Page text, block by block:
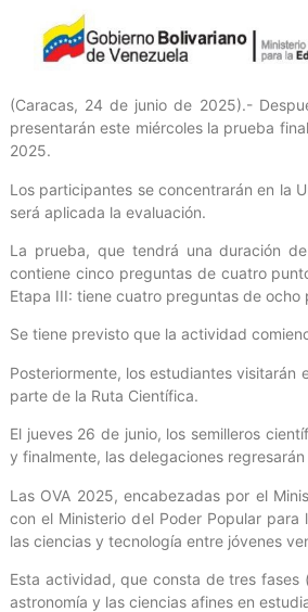
(Caracas, 24 de junio de 2025).-
presentarán este miércoles la prueba
2025.
Los participantes se concentrarán en la
será aplicada la evaluación.
La prueba, que tendrá una duración
contiene cinco preguntas de cuatro
Etapa III: tiene cuatro preguntas de ocho
Se tiene previsto que la actividad
Posteriormente, los estudiantes visitarán
parte de la Ruta Científica.
El jueves 26 de junio, los semilleros
y finalmente, las delegaciones
Las OVA 2025, encabezadas por el
con el Ministerio del Poder Popular
las ciencias y tecnología entre jóvenes
Esta actividad, que consta de tres fases
astronomía y las ciencias afines en